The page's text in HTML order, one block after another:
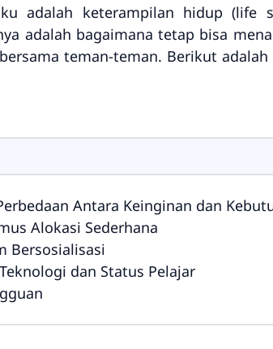
adalah keterampilan hidup (life
adalah bagaimana tetap bisa
teman-teman. Berikut
Antara Keinginan dan
Alokasi Sederhana
Bersosialisasi
dan Status Pelajar